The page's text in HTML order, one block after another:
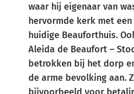
waar hij eigenaar van
hervormde kerk met
huidige Beauforthuis.
Aleida de Beaufort –
betrokken bij het dorp
de arme bevolking aan.
bijvoorbeeld voor